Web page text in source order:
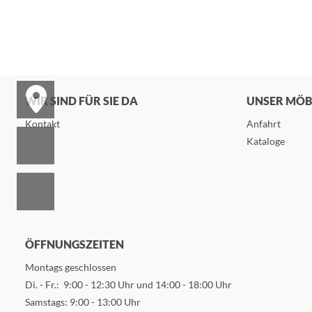
WIR SIND FÜR SIE DA
Kontakt
UNSER
Anfahrt
Kataloge
ÖFFNUNGSZEITEN
Montags geschlossen
Di. - Fr.: 9:00 - 12:30 Uhr und 14:00 - 18:00 Uhr
Samstags: 9:00 - 13:00 Uhr